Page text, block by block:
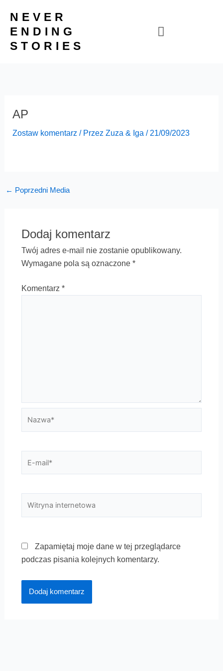
treści
NEVER
ENDING
STORIES
AP
Zostaw komentarz / Przez Zuza & Iga / 21/09/2023
← Poprzedni Media
Dodaj komentarz
Twój adres e-mail nie zostanie opublikowany.
Wymagane pola są oznaczone *
Komentarz *
Zapamiętaj moje dane w tej przeglądarce
podczas pisania kolejnych komentarzy.